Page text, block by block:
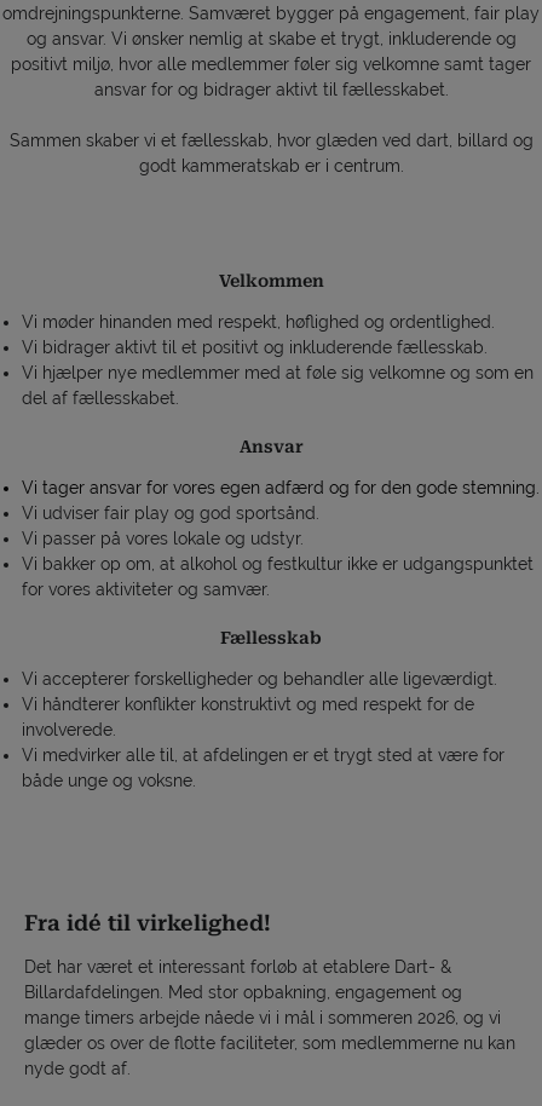
omdrejningspunkterne. Samværet bygger på engagement, fair play
og ansvar. Vi ønsker nemlig at skabe et trygt, inkluderende og
positivt miljø, hvor alle medlemmer føler sig velkomne samt tager
ansvar for og bidrager aktivt til fællesskabet.
Sammen skaber vi et fællesskab, hvor glæden ved dart, billard og
godt kammeratskab er i centrum.
Velkommen
Vi møder hinanden med respekt, høflighed og ordentlighed.
Vi bidrager aktivt til et positivt og inkluderende fællesskab.
Vi hjælper nye medlemmer med at føle sig velkomne og som en
del af fællesskabet.
Ansvar
Vi tager ansvar for vores egen adfærd og for den gode stemning.
Vi udviser fair play og god sportsånd.
Vi passer på vores lokale og udstyr.
Vi bakker op om, at alkohol og festkultur ikke er udgangspunktet
for vores aktiviteter og samvær.
Fællesskab
Vi accepterer forskelligheder og behandler alle ligeværdigt.
Vi håndterer konflikter konstruktivt og med respekt for de
involverede.
Vi medvirker alle til, at afdelingen er et trygt sted at være for
både unge og voksne.
Fra idé til virkelighed!
Det har været et interessant forløb at etablere Dart- &
Billardafdelingen. Med stor opbakning, engagement og
mange timers arbejde nåede vi i mål i sommeren 2026, og vi
glæder os over de flotte faciliteter, som medlemmerne nu kan
nyde godt af.